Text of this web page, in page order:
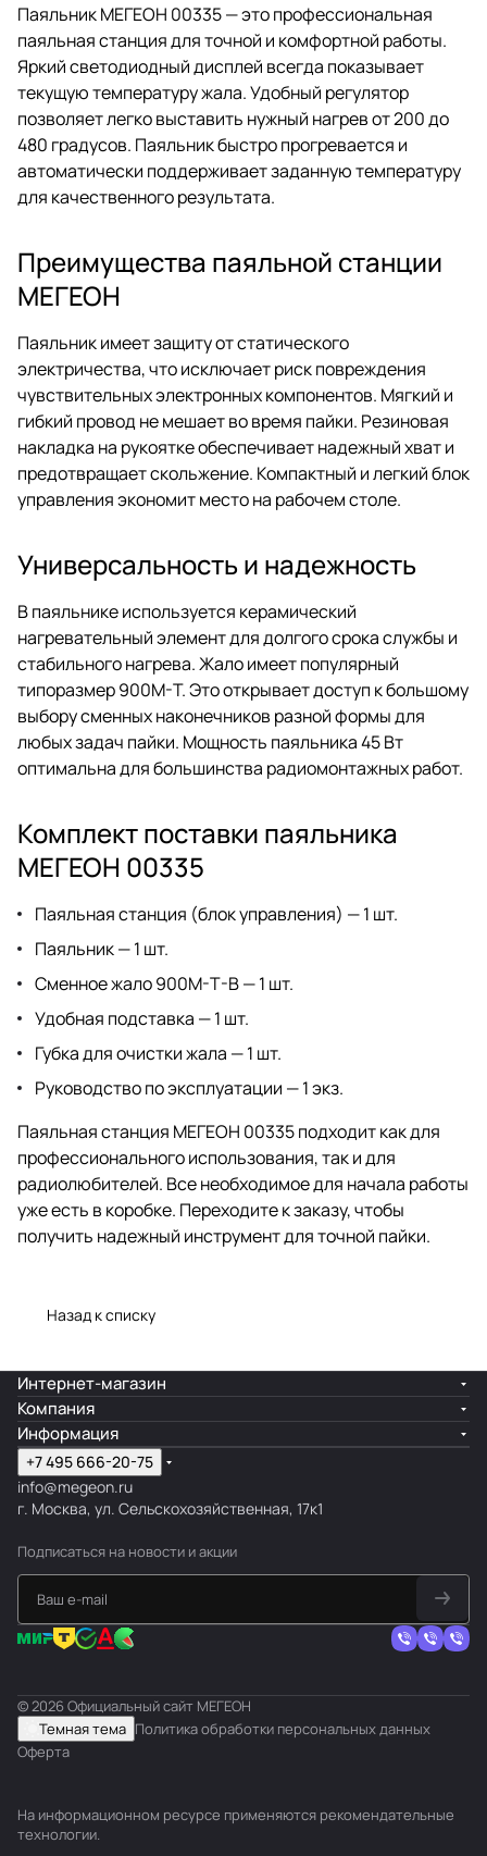
Паяльник МЕГЕОН 00335 — это профессиональная
паяльная станция для точной и комфортной работы.
Яркий светодиодный дисплей всегда показывает
текущую температуру жала. Удобный регулятор
позволяет легко выставить нужный нагрев от 200 до
480 градусов. Паяльник быстро прогревается и
автоматически поддерживает заданную температуру
для качественного результата.
Преимущества паяльной станции
МЕГЕОН
Паяльник имеет защиту от статического
электричества, что исключает риск повреждения
чувствительных электронных компонентов. Мягкий и
гибкий провод не мешает во время пайки. Резиновая
накладка на рукоятке обеспечивает надежный хват и
предотвращает скольжение. Компактный и легкий блок
управления экономит место на рабочем столе.
Универсальность и надежность
В паяльнике используется керамический
нагревательный элемент для долгого срока службы и
стабильного нагрева. Жало имеет популярный
типоразмер 900М-Т. Это открывает доступ к большому
выбору сменных наконечников разной формы для
любых задач пайки. Мощность паяльника 45 Вт
оптимальна для большинства радиомонтажных работ.
Комплект поставки паяльника
МЕГЕОН 00335
Паяльная станция (блок управления) — 1 шт.
Паяльник — 1 шт.
Сменное жало 900M-T-B — 1 шт.
Удобная подставка — 1 шт.
Губка для очистки жала — 1 шт.
Руководство по эксплуатации — 1 экз.
Паяльная станция МЕГЕОН 00335 подходит как для
профессионального использования, так и для
радиолюбителей. Все необходимое для начала работы
уже есть в коробке. Переходите к заказу, чтобы
получить надежный инструмент для точной пайки.
Назад к списку
Интернет-магазин
Компания
Информация
+7 495 666-20-75
info@megeon.ru
г. Москва, ул. Сельскохозяйственная, 17к1
Подписаться на новости и акции
© 2026 Официальный сайт МЕГЕОН
Темная тема Политика обработки персональных данных
Оферта
На информационном ресурсе применяются рекомендательные
технологии.